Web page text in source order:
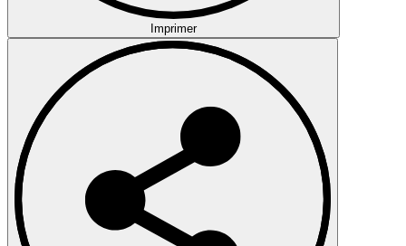
Imprimer